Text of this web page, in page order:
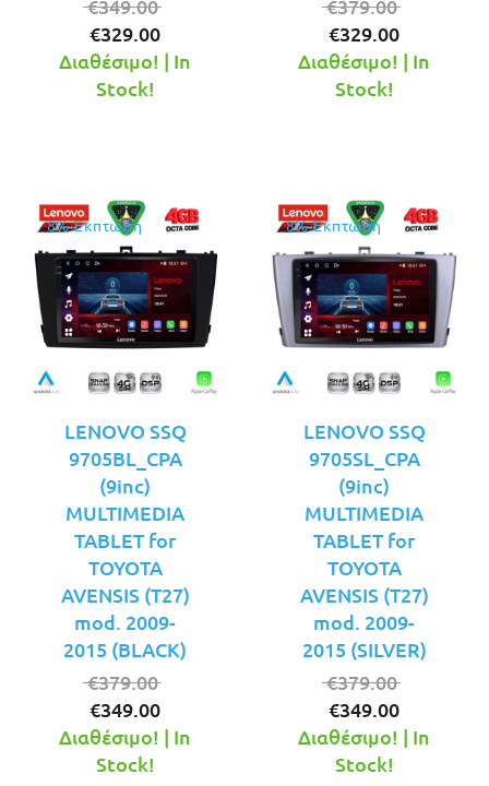
€349.00
was:
€329.00
τρέχουσα
Διαθέσιμο! | In
Stock!
€379.00
was:
€329.00
τρέχουσα
Διαθέσιμο! | In
Stock!
8% Έκπτωση
LENOVO SSQ
9705BL_CPA
(9inc)
MULTIMEDIA
TABLET for
TOYOTA
AVENSIS (T27)
mod. 2009-
2015 (BLACK)
€379.00
was:
€349.00
τρέχουσα
Διαθέσιμο! | In
Stock!
8% Έκπτωση
LENOVO SSQ
9705SL_CPA
(9inc)
MULTIMEDIA
TABLET for
TOYOTA
AVENSIS (T27)
mod. 2009-
2015 (SILVER)
€379.00
was:
€349.00
τρέχουσα
Διαθέσιμο! | In
Stock!